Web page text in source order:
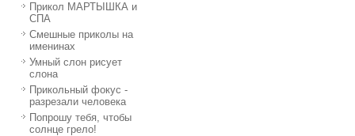
Прикол МАРТЫШКА и
СПА
Смешные приколы на
именинах
Умный слон рисует
слона
Прикольный фокус -
разрезали человека
Попрошу тебя, чтобы
солнце грело!